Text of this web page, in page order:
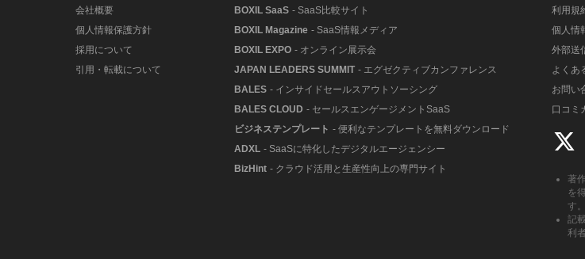
会社概要
個人情報保護方針
採用について
引用・転載について
BOXIL SaaS - SaaS比較サイト
BOXIL Magazine - SaaS情報メディア
BOXIL EXPO - オンライン展示会
JAPAN LEADERS SUMMIT - エグゼクティブカンファレンス
BALES - インサイドセールスアウトソーシング
BALES CLOUD - セールスエンゲージメントSaaS
ビジネステンプレート - 便利なテンプレートを無料ダウンロード
ADXL - SaaSに特化したデジタルエージェンシー
BizHint - クラウド活用と生産性向上の専門サイト
利用規
個人情
外部送
よくあ
お問い
口コミ
著
を
す。
記
利